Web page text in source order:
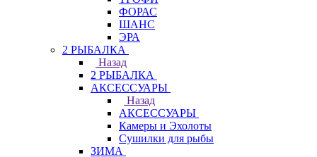
ФОРАС
ШАНС
ЭРА
2 РЫБАЛКА
Назад
2 РЫБАЛКА
АКСЕССУАРЫ
Назад
АКСЕССУАРЫ
Камеры и Эхолоты
Сушилки для рыбы
ЗИМА